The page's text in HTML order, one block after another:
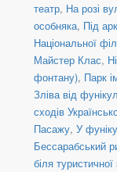
театр, На розі
особняка, Під
Національної
Майстер Клас,
фонтану), Парк
Зліва від
сходів
Пасажу, У
Бессарабський
біля туристичної